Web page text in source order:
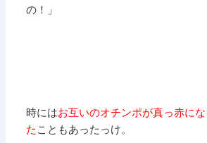
の！」
時にはお互いのオチンポが真っ赤に
た こともあったっけ。